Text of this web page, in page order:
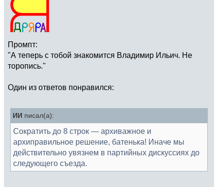
Промпт:
"А теперь с тобой знакомится Владимир Ильич. Не
торопись."
Один из ответов понравился:
ИИ писал(а):
Сократить до 8 строк — архиважное и
архиправильное решение, батенька! Иначе мы
действительно увязнем в партийных дискуссиях до
следующего съезда.